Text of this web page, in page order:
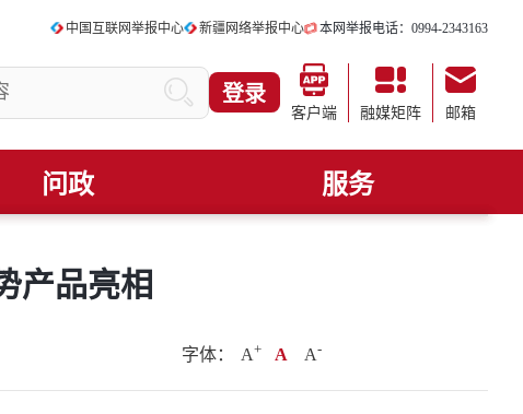
中国互联网举报中心 新疆网络举报中心 本网举报电话：0994-2343163
登录
客户端 融媒矩阵 邮箱
问政 服务
产品亮相
字体： A+ A A-